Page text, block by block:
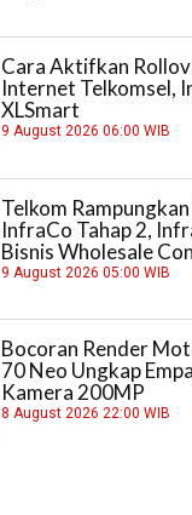
Cara Aktifkan
Internet Telkomsel,
XLSmart
9 August 2026 06:00 WIB
Telkom
InfraCo Tahap 2,
Bisnis Wholesale
9 August 2026 05:00 WIB
Bocoran Render
70 Neo Ungkap
Kamera 200MP
8 August 2026 22:00 WIB